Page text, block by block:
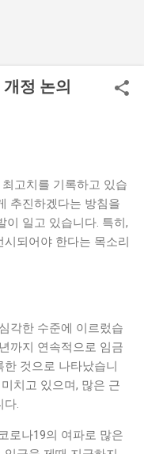
정 논의
고치를 기록하고 있습
추진하겠다는 방침을
이 일고 있습니다. 특히,
되어야 한다는 목소리
각한 수준에 이르렀습
까지 연속적으로 임금
것으로 나타났습니
치고 있으며, 많은 근
다.
로나19의 여파로 많은